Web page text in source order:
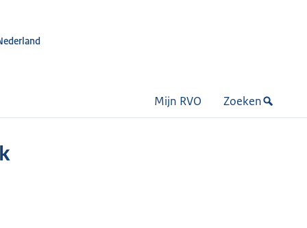
Mijn RVO Zoeken